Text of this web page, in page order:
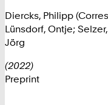
Diercks, Philipp
Lünsdorf, Ontje;
Jörg
(2022)
Preprint